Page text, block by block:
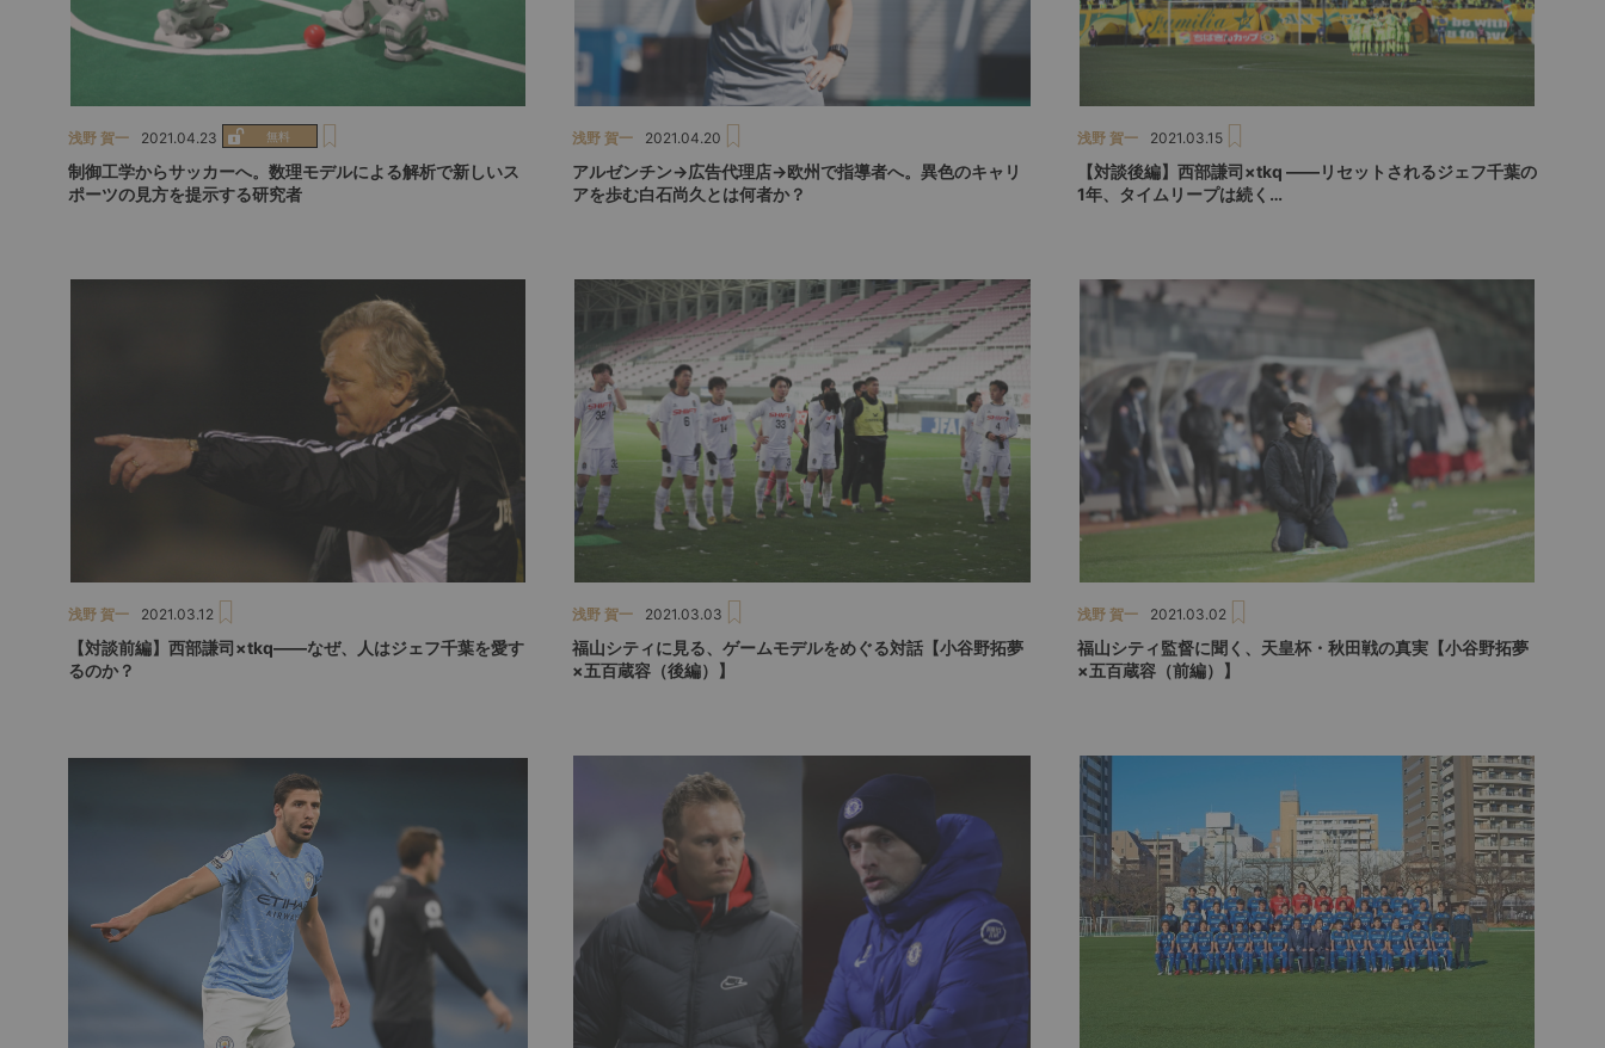
浅野 賀一 2021.04.23
制御工学からサッカーへ。数理モデルによる解析で新しいス
ポーツの見方を提示する研究者
浅野 賀一 2021.04.20
アルゼンチン→広告代理店→欧州で指導者へ。異色のキャリ
アを歩む白石尚久とは何者か？
浅野 賀一 2021.03.15
【対談後編】西部謙司×tkq ――リセットされるジェフ千葉の
1年、タイムリープは続く…
浅野 賀一 2021.03.12
【対談前編】西部謙司×tkq――なぜ、人はジェフ千葉を愛す
るのか？
浅野 賀一 2021.03.03
福山シティに見る、ゲームモデルをめぐる対話【小谷野拓夢
×五百蔵容（後編）】
浅野 賀一 2021.03.02
福山シティ監督に聞く、天皇杯・秋田戦の真実【小谷野拓夢
×五百蔵容（前編）】